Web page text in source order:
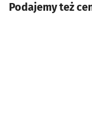
Podajemy też